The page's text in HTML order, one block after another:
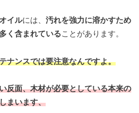
イルには、 汚れを強力に溶かすため
く含まれていることがあります。
ナンスでは要注意なんですよ。
反面、木材が必要としている本来の
まいます、